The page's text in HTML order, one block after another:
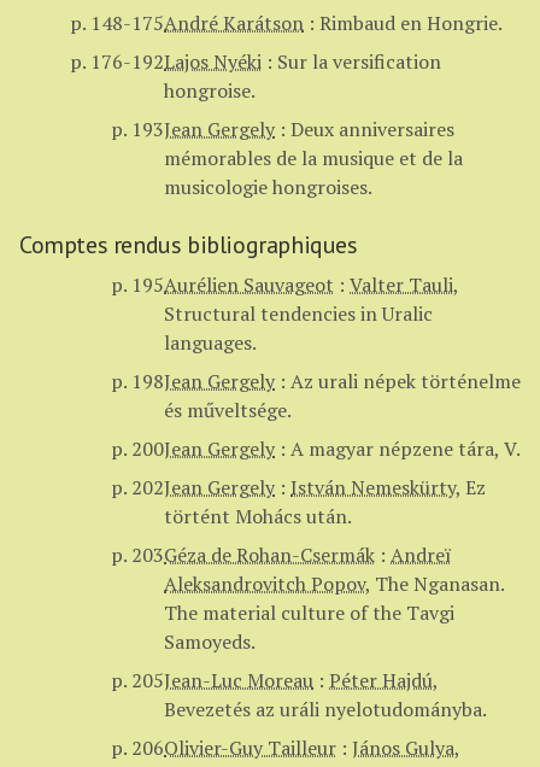
p. 148-175André Karátson : Rimbaud en Hongrie.
p. 176-192Lajos Nyéki : Sur la versification
hongroise.
p. 193Jean Gergely : Deux anniversaires
mémorables de la musique et de la
musicologie hongroises.
Comptes rendus bibliographiques
p. 195Aurélien Sauvageot : Valter Tauli,
Structural tendencies in Uralic
languages.
p. 198Jean Gergely : Az urali népek történelme
és műveltsége.
p. 200Jean Gergely : A magyar népzene tára, V.
p. 202Jean Gergely : István Nemeskürty, Ez
történt Mohács után.
p. 203Géza de Rohan-Csermák : Andreï
Aleksandrovitch Popov, The Nganasan.
The material culture of the Tavgi
Samoyeds.
p. 205Jean-Luc Moreau : Péter Hajdú,
Bevezetés az uráli nyelotudományba.
p. 206Olivier-Guy Tailleur : János Gulya,